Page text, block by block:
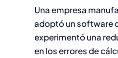
Una empresa
adoptó un software
experimentó una
en los errores de